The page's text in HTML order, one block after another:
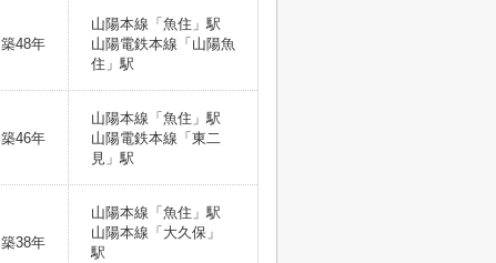
築48年
山陽本線「魚住」駅
山陽電鉄本線「山陽魚
住」駅
築46年
山陽本線「魚住」駅
山陽電鉄本線「東二
見」駅
築38年
山陽本線「魚住」駅
山陽本線「大久保」
駅